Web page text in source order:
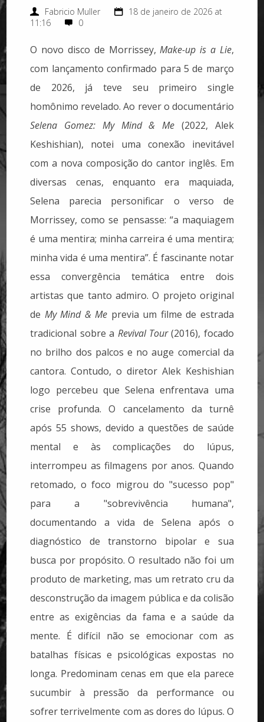
Fabricio Muller
18 de janeiro de 2026 at
11:16
0
O novo disco de Morrissey,Make-up is a Lie,
com lançamento confirmado para 5 de março
de 2026, já teve seu primeiro single
homônimo revelado. Ao rever o documentário
Selena Gomez: My Mind & Me (2022, Alek
Keshishian), notei uma conexão inevitável
com a nova composição do cantor inglês. Em
diversas cenas, enquanto era maquiada,
Selena parecia personificar o verso de
Morrissey, como se pensasse: “a maquiagem
é uma mentira; minha carreira é uma mentira;
minha vida é uma mentira”. É fascinante notar
essa convergência temática entre dois
artistas que tanto admiro. O projeto original
de My Mind & Me previa um filme de estrada
tradicional sobre a Revival Tour(2016), focado
no brilho dos palcos e no auge comercial da
cantora. Contudo, o diretor Alek Keshishian
logo percebeu que Selena enfrentava uma
crise profunda. O cancelamento da turnê
após 55 shows, devido a questões de saúde
mental e às complicações do lúpus,
interrompeu as filmagens por anos. Quando
retomado, o foco migrou do "sucesso pop"
para a "sobrevivência humana",
documentando a vida de Selena após o
diagnóstico de transtorno bipolar e sua
busca por propósito. O resultado não foi um
produto de marketing, mas um retrato cru da
desconstrução da imagem pública e da colisão
entre as exigências da fama e a saúde da
mente. É difícil não se emocionar com as
batalhas físicas e psicológicas expostas no
longa. Predominam cenas em que ela parece
sucumbir à pressão da performance ou
sofrer terrivelmente com as dores do lúpus. O